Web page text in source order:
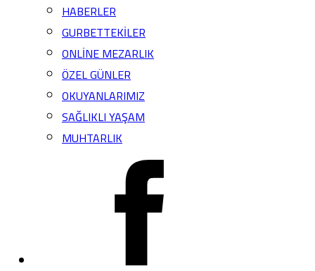
HABERLER
GURBETTEKİLER
ONLİNE MEZARLIK
ÖZEL GÜNLER
OKUYANLARIMIZ
SAĞLIKLI YAŞAM
MUHTARLIK